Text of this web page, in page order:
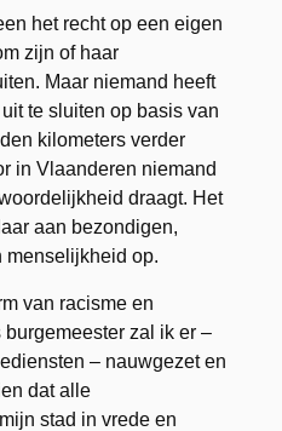
het recht op een eigen
zijn of haar
Maar niemand heeft
te sluiten op basis van
kilometers verder
in Vlaanderen niemand
draagt. Het
aan bezondigen,
menselijkheid op.
van racisme en
zal ik er –
– nauwgezet en
dat alle
stad in vrede en